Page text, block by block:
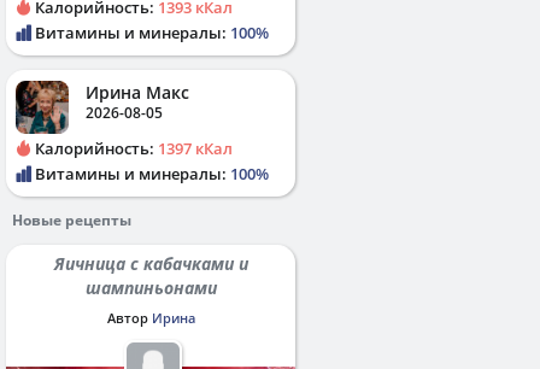
Калорийность: 1393 кКал
Витамины и минералы: 100%
Ирина Макс
2026-08-05
Калорийность: 1397 кКал
Витамины и минералы: 100%
Новые рецепты
Яичница с кабачками и
шампиньонами
Автор Ирина